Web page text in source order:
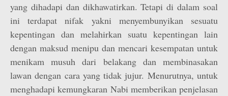
yang dihadapi dan dikhawatirkan. Tetapi di dalam soal
ini terdapat nifak yakni menyembunyikan sesuatu
kepentingan dan melahirkan suatu kepentingan lain
dengan maksud menipu dan mencari kesempatan untuk
menikam musuh dari belakang dan membinasakan
lawan dengan cara yang tidak jujur. Menurutnya, untuk
menghadapi kemungkaran Nabi memberikan penjelasan